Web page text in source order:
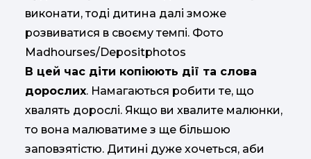
виконати, тоді дитина далі зможе
розвиватися в своєму темпі. Фото
Madhourses/Depositphotos
В цей час діти копіюють дії та слова
дорослих. Намагаються робити те, що
хвалять дорослі. Якщо ви хвалите малюнки,
то вона малюватиме з ще більшою
заповзятістю. Дитині дуже хочеться, аби